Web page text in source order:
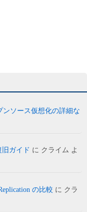
ンソース仮想化の詳細な
旧ガイド に クライム よ
の比較 に クラ